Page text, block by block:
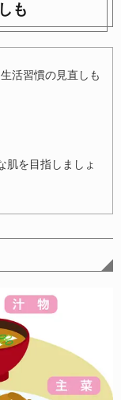
も
活習慣の見直しも
肌を目指しましょ